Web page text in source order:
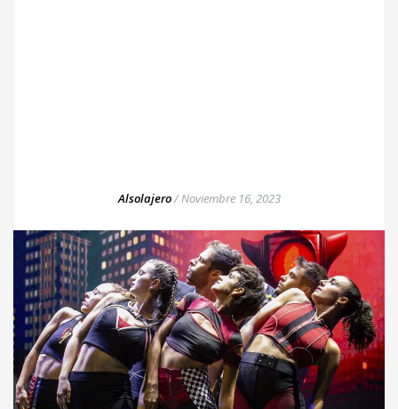
Alsolajero/Noviembre 16, 2023